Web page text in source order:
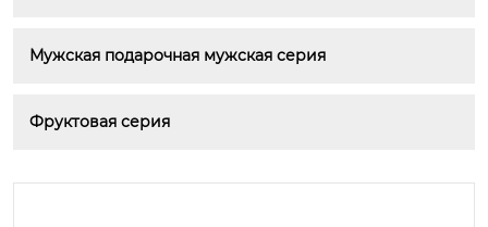
Мужская подарочная мужская серия
Фруктовая серия